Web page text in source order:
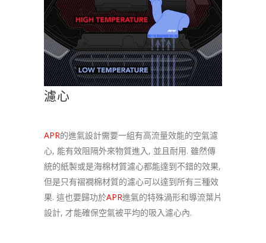
濾心
APR的進氣設計需要一組有高流量效能的空氣濾
心, 能有效阻隔外來物質進入, 並且耐用. 雖然傳
統的紙製或是海棉材質濾心都能達到不錯的效果,
但是只有褶襉棉材質的濾心可以達到所有三種效
果. 這也要歸功於APR進氣的特殊渦形和導流葉片
設計, 才能確保空氣被平均的吸入濾心內.